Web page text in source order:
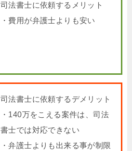
司法書士に依頼するメリット
・費用が弁護士よりも安い
司法書士に依頼するデメリット
・140万をこえる案件は、司法
書士では対応できない
・弁護士よりも出来る事が制限